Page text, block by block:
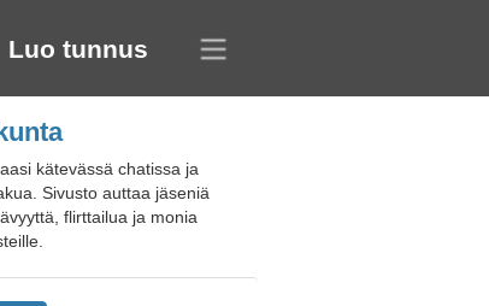
Luo tunnus
kätevässä chatissa ja
Sivusto auttaa jäseniä
flirttailua ja monia